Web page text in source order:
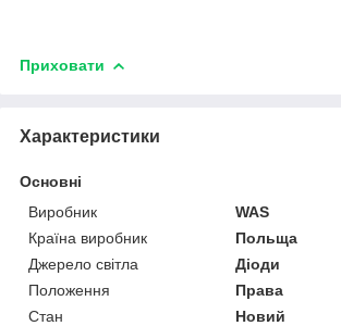
Приховати
Характеристики
Основні
Виробник
WAS
Країна виробник
Польща
Джерело світла
Діоди
Положення
Права
Стан
Новий